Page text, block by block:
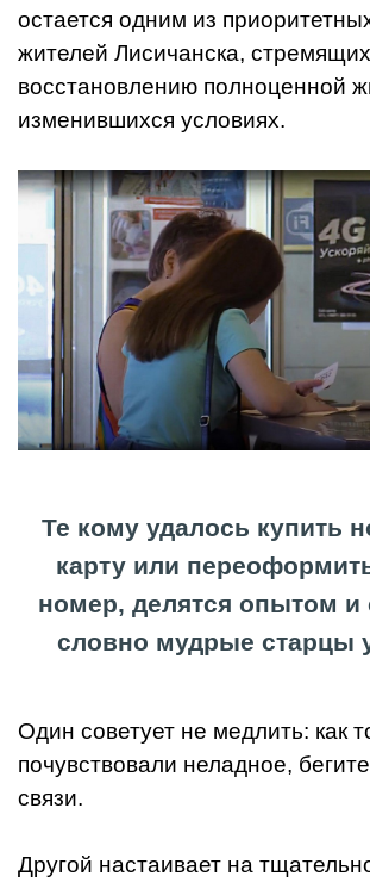
остается одним из
жителей Лисичанска,
восстановлению полноценной
изменившихся условиях.
Те кому удалось купить
карту или
номер, делятся опытом и
словно мудрые старцы
Один советует не медлить: как
почувствовали неладное,
связи.
Другой настаивает на